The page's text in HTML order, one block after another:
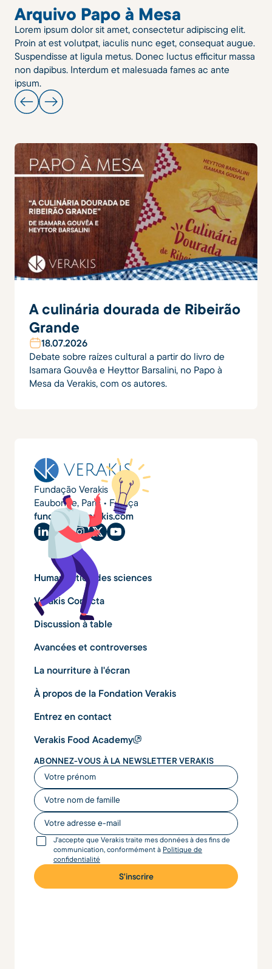
Arquivo Papo à Mesa
Lorem ipsum dolor sit amet, consectetur adipiscing elit.
Proin at est volutpat, iaculis nunc eget, consequat augue.
Suspendisse at ligula metus. Donec luctus efficitur massa
non dapibus. Interdum et malesuada fames ac ante
ipsum.
A culinária dourada de Ribeirão
Grande
18.07.2026
Debate sobre raízes cultural a partir do livro de
Isamara Gouvêa e Heyttor Barsalini, no Papo à
Mesa da Verakis, com os autores.
Fundação Verakis
Eaubonne, Paris • França
fundacao@verakis.com
Humanisation des sciences
Verakis Conecta
Discussion à table
Avancées et controverses
La nourriture à l'écran
À propos de la Fondation Verakis
Entrez en contact
Verakis Food Academy
ABONNEZ-VOUS À LA NEWSLETTER VERAKIS
Votre prénom
Votre nom de famille
Votre adresse e-mail
J'accepte que Verakis traite mes données à des fins de
communication, conformément à Politique de
confidentialité